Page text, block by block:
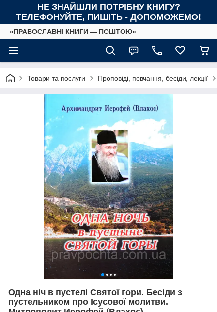
НЕ ЗНАЙШЛИ ПОТРІБНУ КНИГУ?
ТЕЛЕФОНУЙТЕ, ПИШІТЬ - ДОПОМОЖЕМО!
«ПРАВОСЛАВНІ КНИГИ — ПОШТОЮ»
Товари та послуги Проповіді, повчання, бесіди, лекції
Одна ніч в пустелі Святої гори. Бесіди з
пустельником про Ісусової молитви.